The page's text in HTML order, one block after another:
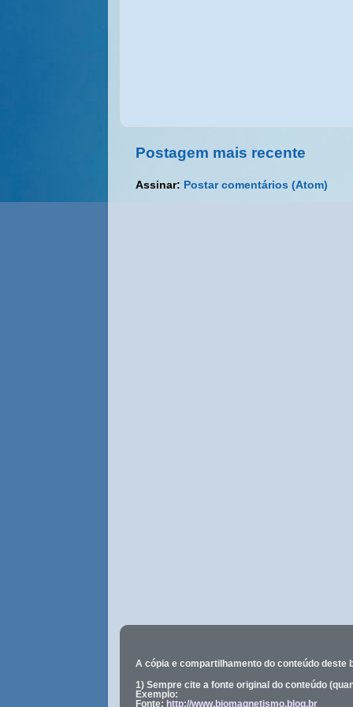
Postagem mais recente
Assinar: Postar comentários (Atom)
A cópia e compartilhamento do conteúdo deste
1) Sempre cite a fonte original do conteúdo
Exemplo:
Fonte: http://www.biomagnetismo.blog.br